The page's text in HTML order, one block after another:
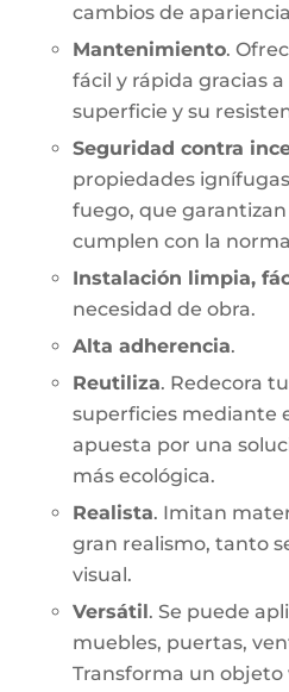
cambios de
Mantenimiento.
fácil y rápida gracias
superficie y su
Seguridad contra
propiedades
fuego, que
cumplen con la
Instalación limpia,
necesidad de obra.
Alta adherencia.
Reutiliza. Redecora
superficies mediante
apuesta por una
más ecológica.
Realista. Imitan
gran realismo, tanto
visual.
Versátil . Se puede
muebles, puertas,
Transforma un objeto